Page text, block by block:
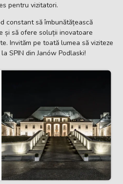
pentru vizitatori.
constant să îmbunătățească
și să ofere soluții inovatoare
Invităm pe toată lumea să viziteze
SPIN din Janów Podlaski!